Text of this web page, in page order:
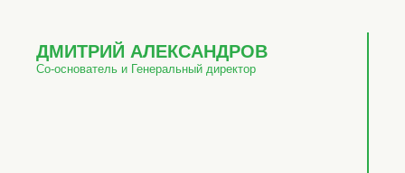
ДМИТРИЙ АЛЕКСАНДРОВ
Со-основатель и Генеральный директор